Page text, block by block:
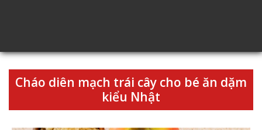
Cháo diên mạch trái cây cho bé ăn dặm
kiểu Nhật